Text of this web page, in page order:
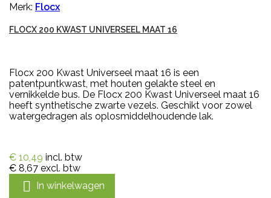
Merk: Flocx
FLOCX 200 KWAST UNIVERSEEL MAAT 16
Flocx 200 Kwast Universeel maat 16 is een
patentpuntkwast, met houten gelakte steel en
vernikkelde bus. De Flocx 200 Kwast Universeel maat 16
heeft synthetische zwarte vezels. Geschikt voor zowel
watergedragen als oplosmiddelhoudende lak.
€ 10,49 incl. btw
€ 8,67 excl. btw
 In winkelwagen